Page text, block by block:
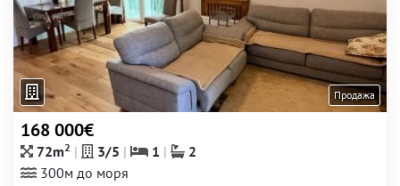
Продажа
168 000€
72m2 3/5 1
2
300м до моря